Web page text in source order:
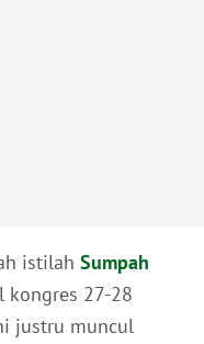
istilah Sumpah
kongres 27-28
justru muncul